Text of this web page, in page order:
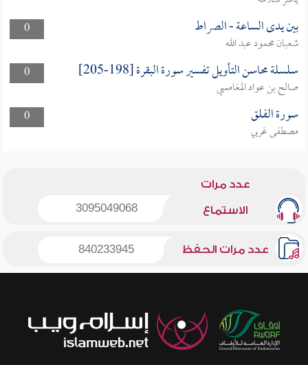
0
بين يدى الساعة - الصراط
شعبان محمود عبد الله
0
سلسلة محاسن التأويل تفسير سورة البقرة [198-205]
صالح بن عواد المغامسي
0
سورة الفلق
مصطفى غربي
عدد مرات
الاستماع 3095049068
عدد مرات الحفظ 840233945